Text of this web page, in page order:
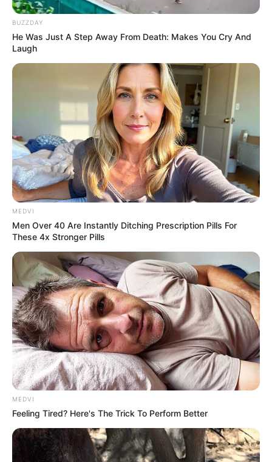
(…) Il vaut mieux avoir une discussion plutôt que
continuer mes efforts un peu dans le vide ”
confie la jeune femme avant cette mise au point
qui pourrait sceller le sort du couple…
Mariés au premier regard est à retrouver tous
les lundis en prime time sur M6.
BUZZDAY
He Was Just A Step Away From Death: Makes You Cry And
Laugh
MEDVI
Men Over 40 Are Instantly Ditching Prescription Pills For
These 4x Stronger Pills
MEDVI
Feeling Tired? Here's The Trick To Perform Better